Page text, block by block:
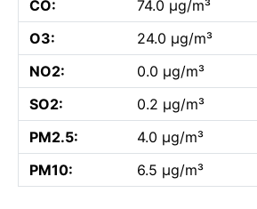
CO:
74.0 µg/m³
O3:
24.0 µg/m³
NO2:
0.0 µg/m³
SO2:
0.2 µg/m³
PM2.5:
4.0 µg/m³
PM10:
6.5 µg/m³